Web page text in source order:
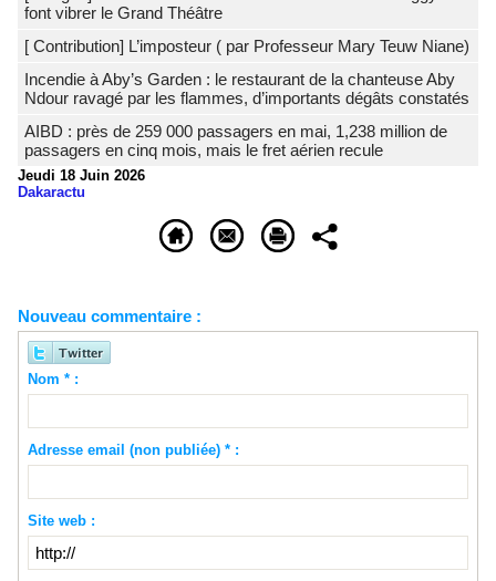
font vibrer le Grand Théâtre
[ Contribution] L’imposteur ( par Professeur Mary Teuw Niane)
Incendie à Aby’s Garden : le restaurant de la chanteuse Aby
Ndour ravagé par les flammes, d’importants dégâts constatés
AIBD : près de 259 000 passagers en mai, 1,238 million de
passagers en cinq mois, mais le fret aérien recule
Jeudi 18 Juin 2026
Dakaractu
Nouveau commentaire :
Nom * :
Adresse email (non publiée) * :
Site web :